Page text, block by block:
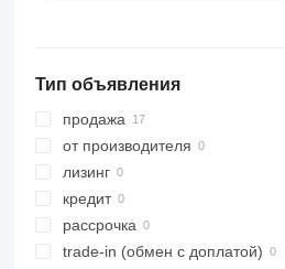
Тип объявления
продажа
от производителя
лизинг
кредит
рассрочка
trade-in (обмен с доплатой)